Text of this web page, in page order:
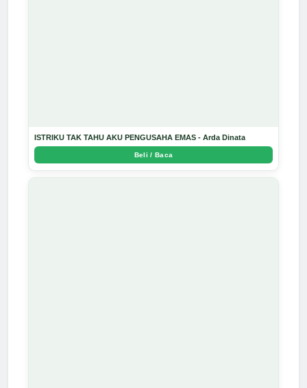
ISTRIKU TAK TAHU AKU PENGUSAHA EMAS - Arda Dinata
Beli / Baca